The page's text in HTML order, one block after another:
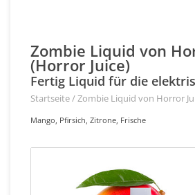
Zombie Liquid von
(Horror Juice)
Fertig Liquid für die
Startseite/Zombie Liquid von Horror
Mango, Pfirsich, Zitrone, Frische